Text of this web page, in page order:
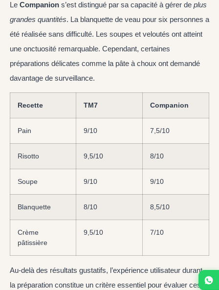
Le Companion s’est distingué par sa capacité à gérer de plus
grandes quantités. La blanquette de veau pour six personnes a
été réalisée sans difficulté. Les soupes et veloutés ont atteint
une onctuosité remarquable. Cependant, certaines
préparations délicates comme la pâte à choux ont demandé
davantage de surveillance.
Recette TM7 Companion
Pain 9/10 7,5/10
Risotto 9,5/10 8/10
Soupe 9/10 9/10
Blanquette 8/10 8,5/10
Crème
pâtissière
9,5/10 7/10
Au-delà des résultats gustatifs, l’expérience utilisateur durant
la préparation constitue un critère essentiel pour évaluer ces